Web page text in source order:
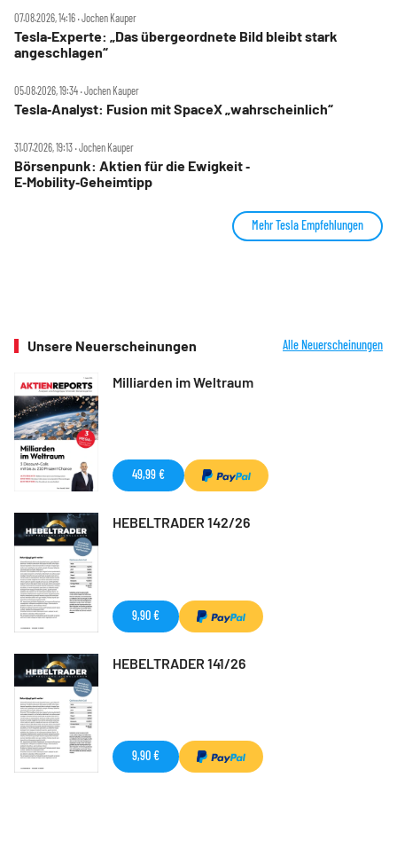
07.08.2026, 14:16 ‧ Jochen Kauper
Tesla‑Experte: „Das übergeordnete Bild bleibt stark
angeschlagen“
05.08.2026, 19:34 ‧ Jochen Kauper
Tesla‑Analyst: Fusion mit SpaceX „wahrscheinlich“
31.07.2026, 19:13 ‧ Jochen Kauper
Börsenpunk: Aktien für die Ewigkeit ‑
E‑Mobility‑Geheimtipp
Mehr Tesla Empfehlungen
Unsere Neuerscheinungen Alle Neuerscheinungen
Milliarden im Weltraum
49,99 €
HEBELTRADER 142/26
9,90 €
HEBELTRADER 141/26
9,90 €